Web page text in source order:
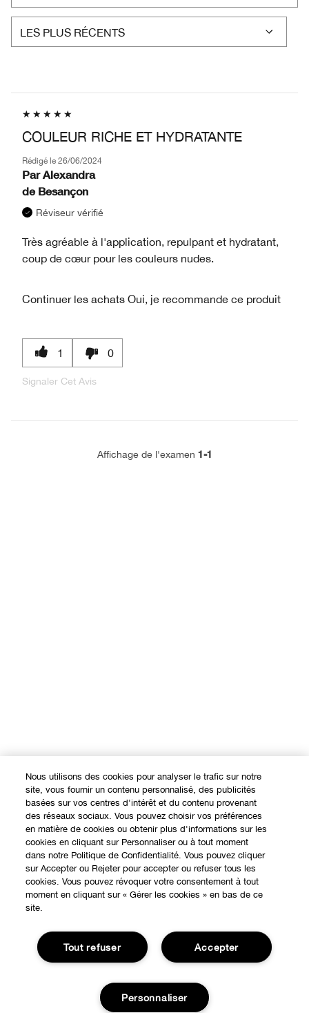
COULEUR RICHE ET HYDRATANTE
Rédigé le 26/06/2024
Par Alexandra
de Besançon
Réviseur vérifié
Très agréable à l'application, repulpant et hydratant,
coup de cœur pour les couleurs nudes.
Continuer les achats Oui, je recommande ce produit
1 0
Signaler Cet Avis
Affichage de l'examen 1-1
EXPÉRIENCE EN LIGNE
Offres Spéciales
Programme de Fidélité
Points de Vente
Consultation en ligne
Notre Philosophie
BESOIN D'AIDE?
Suivre ma commande
Nous utilisons des cookies pour analyser le trafic sur notre
site, vous fournir un contenu personnalisé, des publicités
basées sur vos centres d'intérêt et du contenu provenant
des réseaux sociaux. Vous pouvez choisir vos préférences
en matière de cookies ou obtenir plus d'informations sur les
cookies en cliquant sur Personnaliser ou à tout moment
dans notre Politique de Confidentialité. Vous pouvez cliquer
sur Accepter ou Rejeter pour accepter ou refuser tous les
cookies. Vous pouvez révoquer votre consentement à tout
moment en cliquant sur « Gérer les cookies » en bas de ce
site.
Accepter
Tout refuser
Personnaliser